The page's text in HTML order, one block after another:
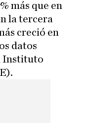
más que en
la tercera
creció en
datos
Instituto